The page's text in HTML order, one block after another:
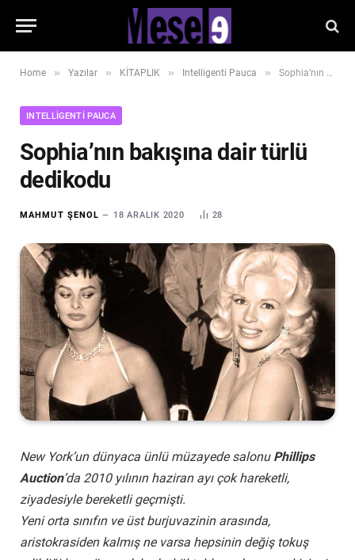
Home » Yazılar » KİTAPLIK » Intelligenti Pauca » Sophia’nın bakışına dair türlü dedikodu
INTELLIGENTI PAUCA
Sophia’nın bakışına dair türlü
dedikodu
MAHMUT ŞENOL 18 ARALIK 2020 28
New York’un dünyaca ünlü müzayede salonu Phillips
Auction’da 2010 yılının haziran ayı çok hareketli,
ziyadesiyle bereketli geçmişti.
Yeni orta sınıfın ve üst burjuvazinin arasında,
aristokrasiden kalmış ne varsa hepsinin değiş tokuş